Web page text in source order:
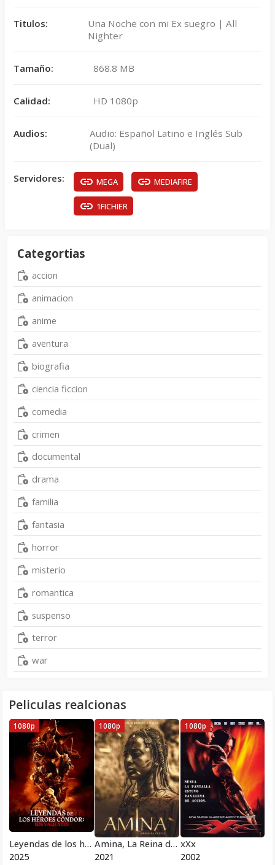
Titulos:
Una Noche con mi Ex suegro | All
Nighter
Tamaño: 868.8 MB
Calidad: HD 1080p
Audios:
Audio: Español Latino e Inglés Sub
(Dual)
Servidores: MEGA MEDIAFIRE
1FICHIER
Categortias
accion
animacion
anime
aventura
biografia
ciencia ficcion
comedia
crimen
documental
drama
familia
fantasia
horror
misterio
romantica
suspenso
terror
war
Peliculas realcionas
Leyendas de los heroes Condor Los valientes
2025
1080p
Amina, La Reina de Guerra
2021
1080p
xXx
2002
1080p